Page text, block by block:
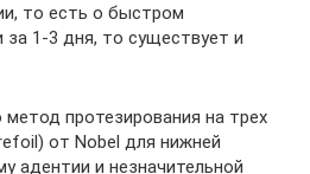
то есть о быстром
за 1-3 дня, то существует и
протезирования на трех
от Nobel для нижней
адентии и незначительной